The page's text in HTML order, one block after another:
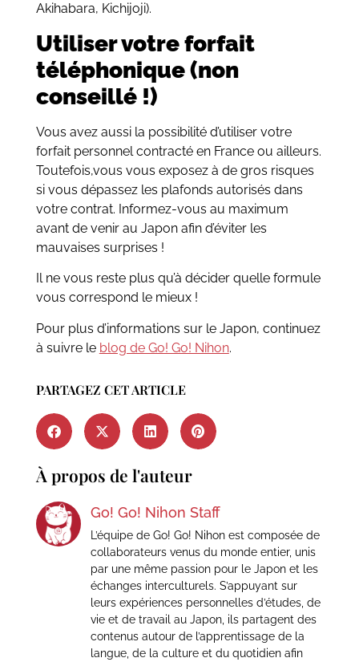
Akihabara, Kichijoji).
Utiliser votre forfait
téléphonique (non
conseillé !)
Vous avez aussi la possibilité d’utiliser votre
forfait personnel contracté en France ou ailleurs.
Toutefois,vous vous exposez à de gros risques
si vous dépassez les plafonds autorisés dans
votre contrat. Informez-vous au maximum
avant de venir au Japon afin d’éviter les
mauvaises surprises !
Il ne vous reste plus qu’à décider quelle formule
vous correspond le mieux !
Pour plus d’informations sur le Japon, continuez
à suivre le blog de Go! Go! Nihon.
PARTAGEZ CET ARTICLE
À propos de l'auteur
Go! Go! Nihon Staff
L’équipe de Go! Go! Nihon est composée de
collaborateurs venus du monde entier, unis
par une même passion pour le Japon et les
échanges interculturels. S’appuyant sur
leurs expériences personnelles d’études, de
vie et de travail au Japon, ils partagent des
contenus autour de l’apprentissage de la
langue, de la culture et du quotidien afin